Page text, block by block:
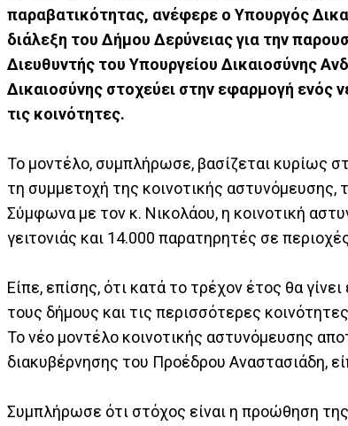
παραβατικότητας, ανέφερε ο Υπουργός
διάλεξη του Δήμου Δερύνειας για την
Διευθυντής του Υπουργείου Δικαιοσύνης
Δικαιοσύνης στοχεύει στην εφαρμογή ενός
τις κοινότητες.
Το μοντέλο, συμπλήρωσε, βασίζεται κυρίως
τη συμμετοχή της κοινοτικής
Σύμφωνα με τον κ. Νικολάου, η κοινοτική
γειτονιάς και 14.000 παρατηρητές σε
Είπε, επίσης, ότι κατά το τρέχον έτος θα
τους δήμους και τις περισσότερες
Το νέο μοντέλο κοινοτικής αστυνόμευσης
διακυβέρνησης του Προέδρου Αναστασιάδη,
Συμπλήρωσε ότι στόχος είναι η προώθηση